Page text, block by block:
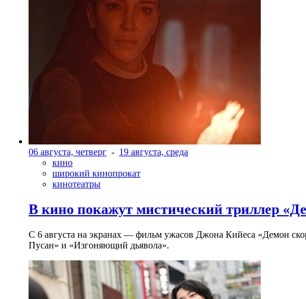
06 августа, четверг - 19 августа, среда
кино
широкий кинопрокат
кинотеатры
В кино покажут мистический триллер
С 6 августа на экранах — фильм ужасов Джона Кийеса «Демон
Пусан» и «Изгоняющий дьявола».